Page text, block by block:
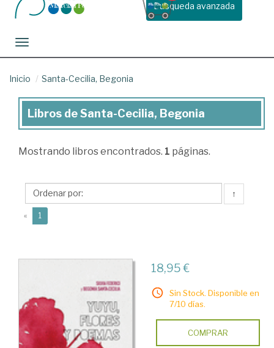
Busqueda avanzada
Toggle navigation
Inicio Santa-Cecilia, Begonia
Libros
Santa-
Begonia
Libros de Santa-Cecilia, Begonia
Mostrando libros encontrados. 1 páginas.
↑
« 1
18,95 €
Sin Stock. Disponible en
7/10 días.
COMPRAR